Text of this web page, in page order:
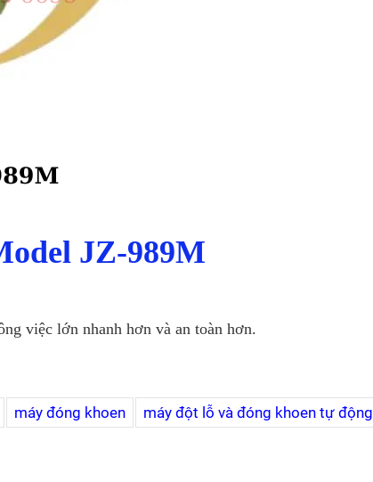
JZ-989M
việc lớn nhanh hơn và an toàn hơn.
máy đóng khoen máy đột lỗ và đóng khoen tự động